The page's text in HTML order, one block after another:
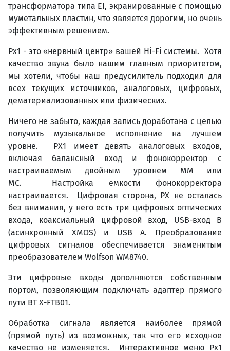
трансформатора типа EI, экранированные с помощью
муметальных пластин, что является дорогим, но очень
эффективным решением.
Px1 - это «нервный центр» вашей Hi-Fi системы. Хотя
качество звука было нашим главным приоритетом,
мы хотели, чтобы наш предусилитель подходил для
всех текущих источников, аналоговых, цифровых,
дематериализованных или физических.
Ничего не забыто, каждая запись доработана с целью
получить музыкальное исполнение на лучшем
уровне. PX1 имеет девять аналоговых входов,
включая балансный вход и фонокорректор с
настраиваемым двойным уровнем MM или
MC. Настройка емкости фонокорректора
настраивается. Цифровая сторона, PX не осталась
без внимания, у него есть три цифровых оптических
входа, коаксиальный цифровой вход, USB-вход B
(асинхронный XMOS) и USB A. Преобразование
цифровых сигналов обеспечивается знаменитым
преобразователем Wolfson WM8740.
Эти цифровые входы дополняются собственным
портом, позволяющим подключать адаптер прямого
пути BT X-FTB01.
Обработка сигнала является наиболее прямой
(прямой путь) из возможных, так что его исходное
качество не изменяется. Интерактивное меню Px1